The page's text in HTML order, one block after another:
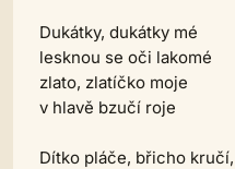
Dukátky, dukátky mé
lesknou se oči lakomé
zlato, zlatíčko moje
v hlavě bzučí roje
Dítko pláče, břicho kručí,